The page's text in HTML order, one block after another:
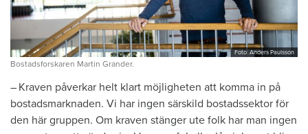
Foto: Anders Paulsson
Bostadsforskaren Martin Grander.
– Kraven påverkar helt klart möjligheten att komma in på
bostadsmarknaden. Vi har ingen särskild bostadssektor för
den här gruppen. Om ­kraven stänger ute folk har man ingen